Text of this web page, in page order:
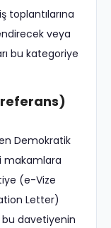
toplantılarına
veya
bu kategoriye
Demokratik
makamlara
(e-Vize
Letter)
bu davetiyenin